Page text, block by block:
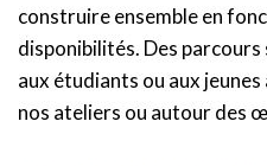
construire ensemble en
disponibilités. Des
aux étudiants ou aux
nos ateliers ou autour des